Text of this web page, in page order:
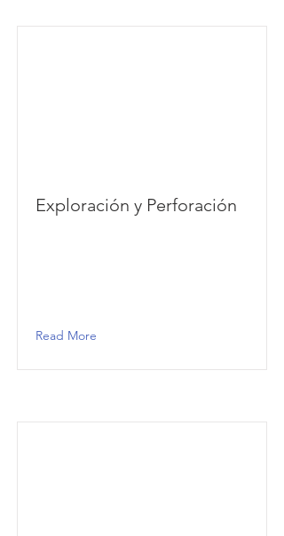
Exploración y Perforación
Read More